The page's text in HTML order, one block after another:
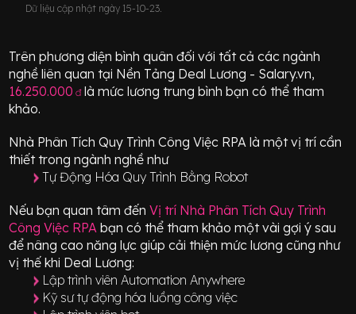
Dữ liệu cập nhật ngày 15-10-23.
Trên phương diện bình quân đối với tất cả các ngành
nghề liên quan tại Nền Tảng Deal Lương - Salary.vn,
16.250.000 đlà mức lương trung bình bạn có thể tham
khảo.
Nhà Phân Tích Quy Trình Công Việc RPA là một vị trícần
thiết trong ngành nghề như
Tự Động Hóa Quy Trình Bằng Robot
Nếu bạn quan tâm đến Vị trí Nhà Phân Tích Quy Trình
Công Việc RPA bạn có thể tham khảo một vài gợi ý sau
để nâng cao năng lực giúp cải thiện mức lương cũng như
vị thế khi Deal Lương:
Lập trình viên Automation Anywhere
Kỹ sư tự động hóa luồng công việc